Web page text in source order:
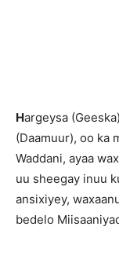
Hargeysa
(Daamuur), oo ka
Waddani, ayaa
uu sheegay inuu
ansixiyey,
bedelo